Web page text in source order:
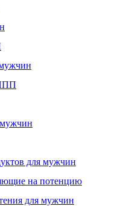
для мужчин
на потенцию
для мужчин